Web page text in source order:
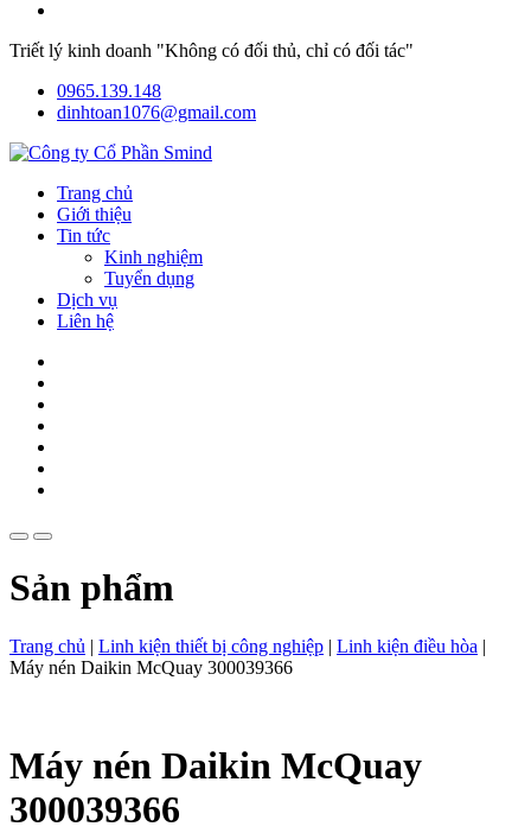
Triết lý kinh doanh "Không có đối thủ, chỉ có đối tác"
0965.139.148
dinhtoan1076@gmail.com
Trang chủ
Giới thiệu
Tin tức
Kinh nghiệm
Tuyển dụng
Dịch vụ
Liên hệ
Sản phẩm
Trang chủ | Linh kiện thiết bị công nghiệp | Linh kiện điều hòa |
Máy nén Daikin McQuay 300039366
Máy nén Daikin McQuay
300039366